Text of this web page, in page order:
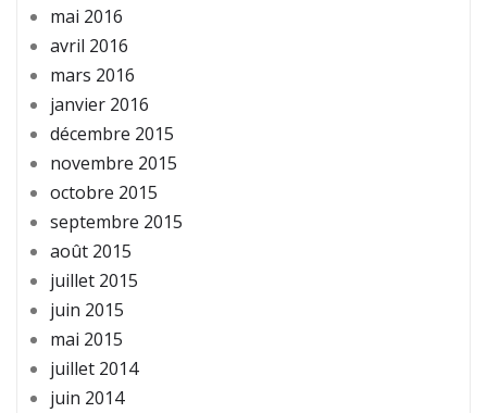
mai 2016
avril 2016
mars 2016
janvier 2016
décembre 2015
novembre 2015
octobre 2015
septembre 2015
août 2015
juillet 2015
juin 2015
mai 2015
juillet 2014
juin 2014